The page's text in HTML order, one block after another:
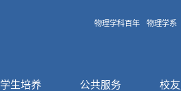
物理学科百年 物理学系
学生培养 公共服务 校